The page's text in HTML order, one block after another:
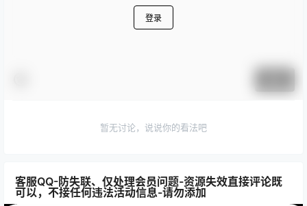
登录
暂无讨论，说说你的看法吧
客服QQ-防失联、仅处理会员问题-资源失效直接评论既
可以，不接任何违法活动信息-请勿添加